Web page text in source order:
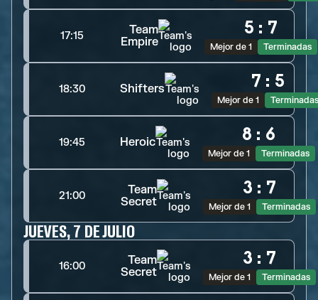
17:15
Team
Empire
5 : 7
Mejor de 1 Terminadas
18:30 Shifters 7 : 5
Mejor de 1 Terminadas
19:45 Heroic 8 : 6
Mejor de 1 Terminadas
21:00
Team
Secret
3 : 7
Mejor de 1 Terminadas
JUEVES, 7 DE JULIO
16:00
Team
Secret
3 : 7
Mejor de 1 Terminadas